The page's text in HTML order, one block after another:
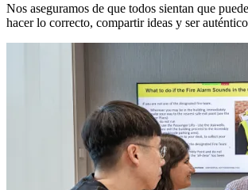
Nos aseguramos de que todos sientan que
hacer lo correcto, compartir ideas y ser